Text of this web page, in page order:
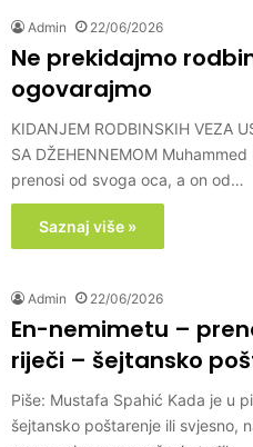
Admin 22/06/2026
Ne prekidajmo
ogovarajmo
KIDANJEM RODBINSKIH VEZA
SA DŽEHENNEMOM
prenosi od svoga oca, a on od…
Saznaj više »
Admin 22/06/2026
En-nemimetu –
riječi – šejtansko
Piše: Mustafa Spahić Kada je u
šejtansko poštarenje ili svjesno,